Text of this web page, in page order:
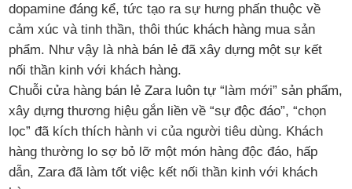
dopamine đáng kể, tức tạo ra sự hưng phấn thuộc về
cảm xúc và tinh thần, thôi thúc khách hàng mua sản
phẩm. Như vậy là nhà bán lẻ đã xây dựng một sự kết
nối thần kinh với khách hàng.
Chuỗi cửa hàng bán lẻ Zara luôn tự “làm mới” sản phẩm,
xây dựng thương hiệu gắn liền về “sự độc đáo”, “chọn
lọc” đã kích thích hành vi của người tiêu dùng. Khách
hàng thường lo sợ bỏ lỡ một món hàng độc đáo, hấp
dẫn, Zara đã làm tốt việc kết nối thần kinh với khách